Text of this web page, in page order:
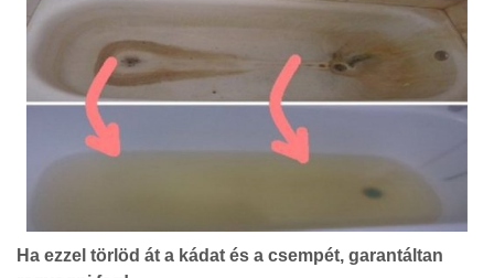
Ha ezzel törlöd át a kádat és a csempét, garantáltan